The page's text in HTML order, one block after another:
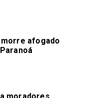
afogado